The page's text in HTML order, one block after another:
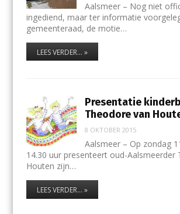
Aalsmeer – Nog niet
ingediend, maar ter informatie
gemeenteraad, de motie…
LEES VERDER... »
Presentatie
Theodore van
8 OKTOBER 2015
Aalsmeer – Op zondag
14.30 uur presenteert oud-Aalsmeerder
Houten zijn…
LEES VERDER... »